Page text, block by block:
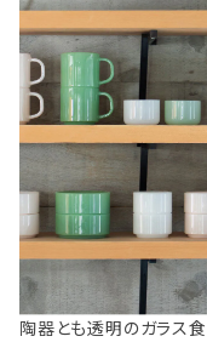
陶器とも透明のガラス